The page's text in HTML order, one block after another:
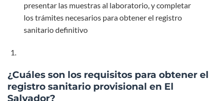
presentar las muestras al laboratorio, y completar
los trámites necesarios para obtener el registro
sanitario definitivo
¿Cuáles son los requisitos para obtener el
registro sanitario provisional en El
Salvador?